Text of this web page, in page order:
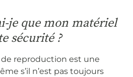
je que mon matériel
sécurité ?
de reproduction est une
s’il n’est pas toujours